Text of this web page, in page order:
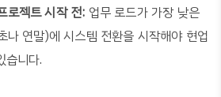
로젝트 시작 전: 업무 로드가 가장 낮은
나 연말)에 시스템 전환을 시작해야 현업
습니다.